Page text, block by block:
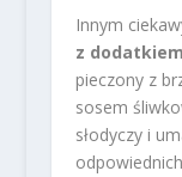
Innym
z
pieczony z
sosem
słodyczy i